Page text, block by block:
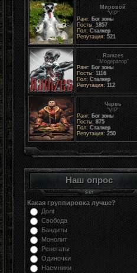
Мировой
"VIP"
Ранг: Бог зоны
Посты: 1857
Пол: Сталкер
Репутация: 521
Ramzes
"Модератор"
Ранг: Бог зоны
Посты: 1116
Пол: Сталкер
Репутация: 112
Червь
"VIP"
Ранг: Бог зоны
Посты: 875
Пол: Сталкер
Репутация: 250
Наш опрос
Какая группировка лучше?
Долг
Свобода
Бандиты
Монолит
Ренегаты
Одиночки
Наемники